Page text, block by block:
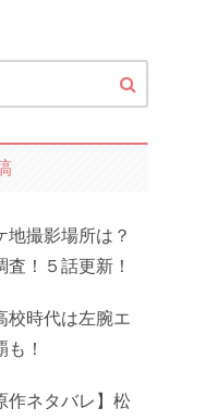
地撮影場所は？
！５話更新！
校時代は左腕エ
！
作ネタバレ】松